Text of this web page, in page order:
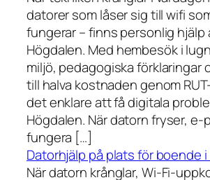
datorer som låser sig till wifi
fungerar – finns personlig hjälp
Högdalen. Med hembesök i
miljö, pedagogiska förklaringar
till halva kostnaden genom
det enklare att få digitala
Högdalen. När datorn fryser,
fungera […]
Datorhjälp på plats för boende i
När datorn krånglar, Wi-Fi-